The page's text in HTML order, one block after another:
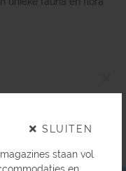
SLUITEN
staan vol